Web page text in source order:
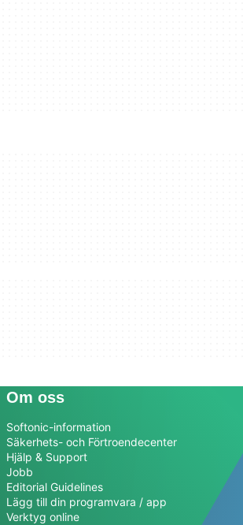
Om oss
Softonic-information
Säkerhets- och Förtroendecenter
Hjälp & Support
Jobb
Editorial Guidelines
Lägg till din programvara / app
Verktyg online